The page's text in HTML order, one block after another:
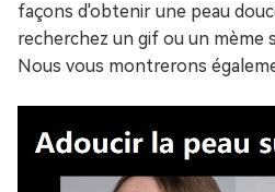
façons d'obtenir une peau
recherchez un gif ou un mème
Nous vous montrerons